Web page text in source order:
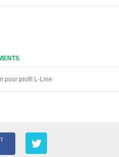
pour profil L-Line